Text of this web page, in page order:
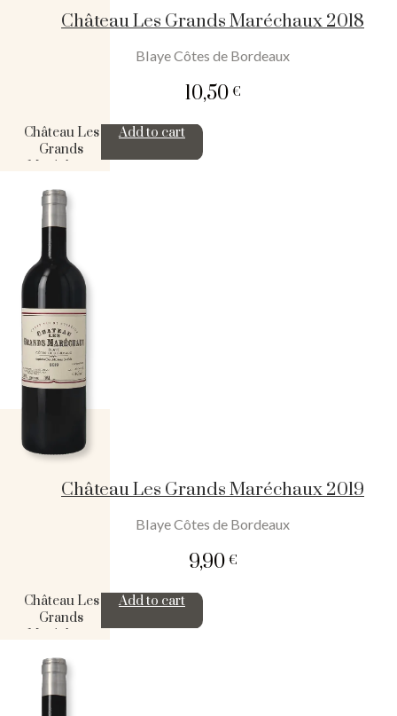
Château Les Grands Maréchaux 2018
Blaye Côtes de Bordeaux
10,50€
Château Les
Grands
Maréchaux
quantity
Add to cart
Château Les Grands Maréchaux 2019
Blaye Côtes de Bordeaux
9,90€
Château Les
Grands
Maréchaux
quantity
Add to cart